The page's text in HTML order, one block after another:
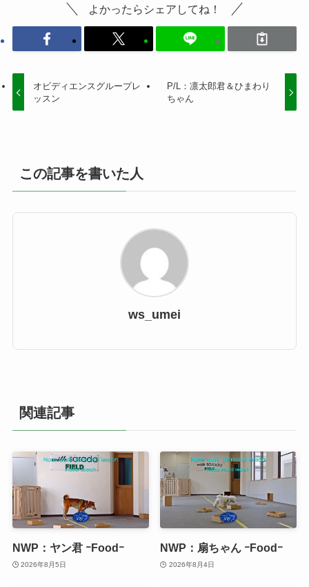
よかったらシェアしてね！
オビディエンスグループレ
ッスン
P/L：凛太郎君＆ひまわり
ちゃん
この記事を書いた人
ws_umei
関連記事
NWP：ヤン君 ｰFoodｰ
2026年8月5日
NWP：扇ちゃん ｰFoodｰ
2026年8月4日